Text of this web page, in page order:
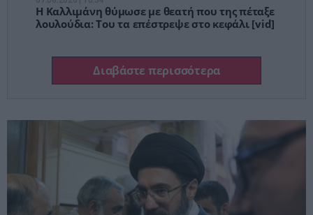
Η Καλλιμάνη θύμωσε με θεατή που της πέταξε
λουλούδια: Του τα επέστρεψε στο κεφάλι [vid]
Διαβάστε περισσότερα